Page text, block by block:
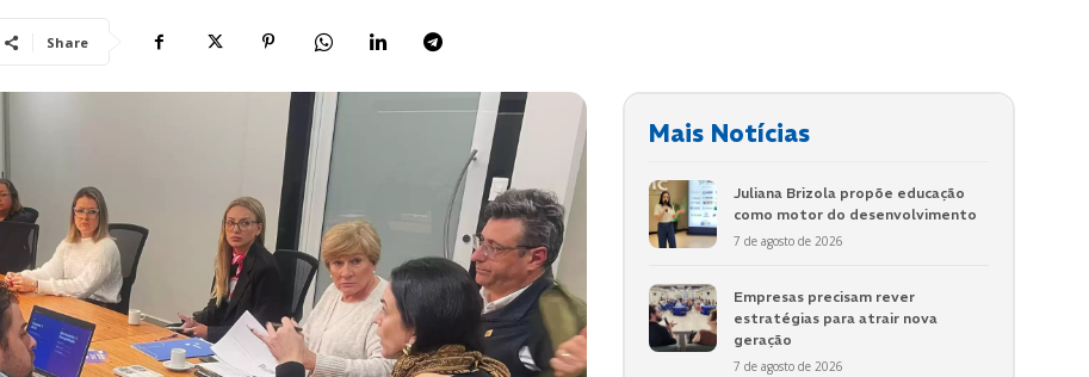
Share
Mais Notícias
Juliana Brizola propõe educação
como motor do desenvolvimento
7 de agosto de 2026
Empresas precisam rever
estratégias para atrair nova
geração
7 de agosto de 2026